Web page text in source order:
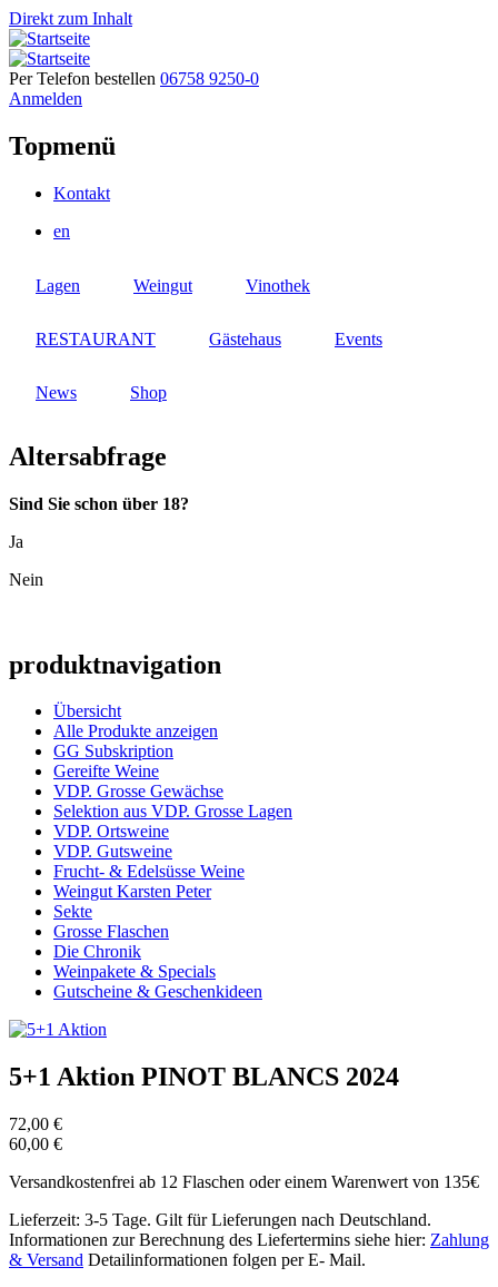
Direkt zum Inhalt
Per Telefon bestellen 06758 9250-0
Anmelden
Topmenü
Kontakt
en
Lagen Weingut Vinothek
RESTAURANT Gästehaus Events
News Shop
Altersabfrage
Sind Sie schon über 18?
Ja
Nein
produktnavigation
Übersicht
Alle Produkte anzeigen
GG Subskription
Gereifte Weine
VDP. Grosse Gewächse
Selektion aus VDP. Grosse Lagen
VDP. Ortsweine
VDP. Gutsweine
Frucht- & Edelsüsse Weine
Weingut Karsten Peter
Sekte
Grosse Flaschen
Die Chronik
Weinpakete & Specials
Gutscheine & Geschenkideen
5+1 Aktion PINOT BLANCS 2024
72,00 €
60,00 €
Versandkostenfrei ab 12 Flaschen oder einem Warenwert von 135€
Lieferzeit: 3-5 Tage. Gilt für Lieferungen nach Deutschland.
Informationen zur Berechnung des Liefertermins siehe hier: Zahlung
& Versand Detailinformationen folgen per E- Mail.